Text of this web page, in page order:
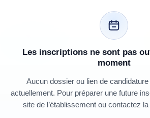
Les inscriptions ne sont pas
moment
Aucun dossier ou lien de candidature
actuellement. Pour préparer une future
site de l’établissement ou contactez